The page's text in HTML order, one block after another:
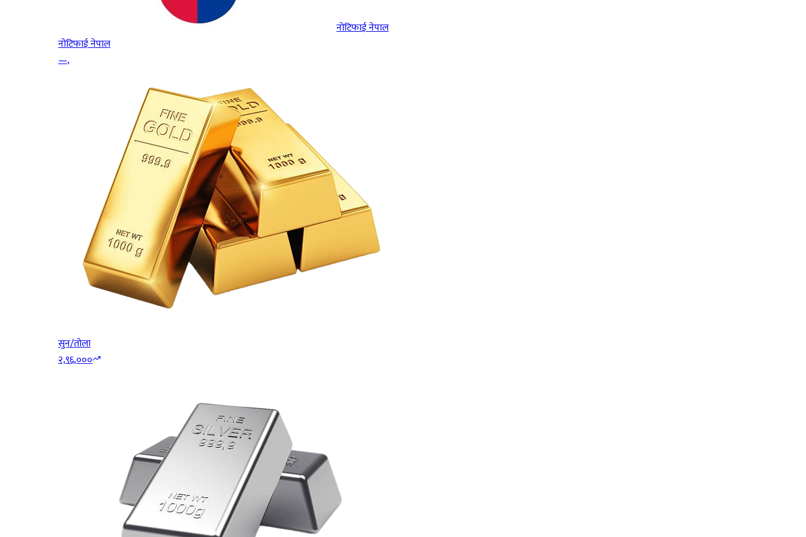
नोटिफाई नेपाल
नोटिफाई नेपाल
—,
सुन/तोला
२,९६,०००